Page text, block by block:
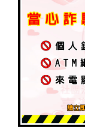
前途光明、智慧
加持、四時無
據《無上九霄玉
為：九霄玉清府
玉府。六院為：
院、氏陽院、仙
萊都水司、太乙
司、北斗防衛司